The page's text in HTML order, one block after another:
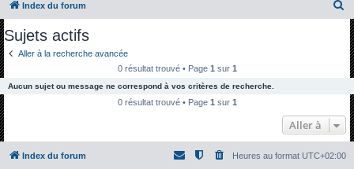
Index du forum
c
e
Sujets actifs
Aller à la recherche avancée
0 résultat trouvé • Page 1 sur 1
Aucun sujet ou message ne correspond à vos critères de recherche.
0 résultat trouvé • Page 1 sur 1
Aller à
Index du forum Heures au format UTC+02:00